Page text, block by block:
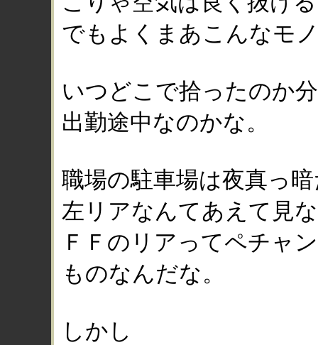
でもよくまあこんなモ
いつどこで拾ったのか
出勤途中なのかな。
職場の駐車場は夜真っ
左リアなんてあえて見
ＦＦのリアってペチャ
ものなんだな。
しかし